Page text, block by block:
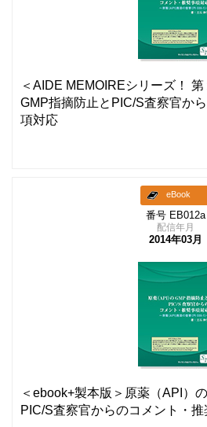
＜AIDE MEMOIREシリーズ！
GMP指摘防止とPIC/S査察官か
項対応
eBook
番号 EB012a
配信年月
2014年03月
＜ebook+製本版＞原薬（API）
PIC/S査察官からのコメント・